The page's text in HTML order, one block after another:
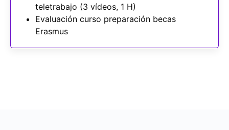
teletrabajo (3 vídeos, 1 H)
Evaluación curso preparación becas
Erasmus